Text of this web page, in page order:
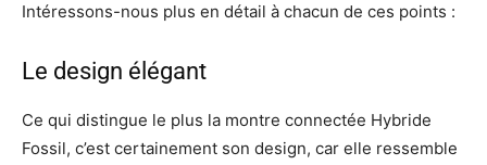
Intéressons-nous plus en détail à chacun de ces points :
Le design élégant
Ce qui distingue le plus la montre connectée Hybride
Fossil, c’est certainement son design, car elle ressemble